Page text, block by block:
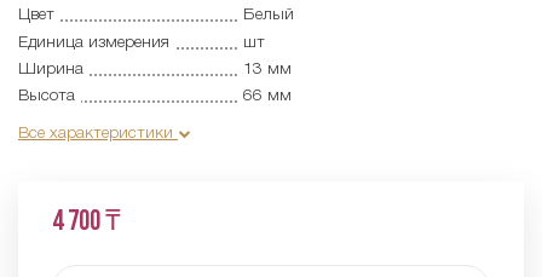
Цвет
Белый
Единица измерения
шт
Ширина
13 мм
Высота
66 мм
Все характеристики
4 700 ₸